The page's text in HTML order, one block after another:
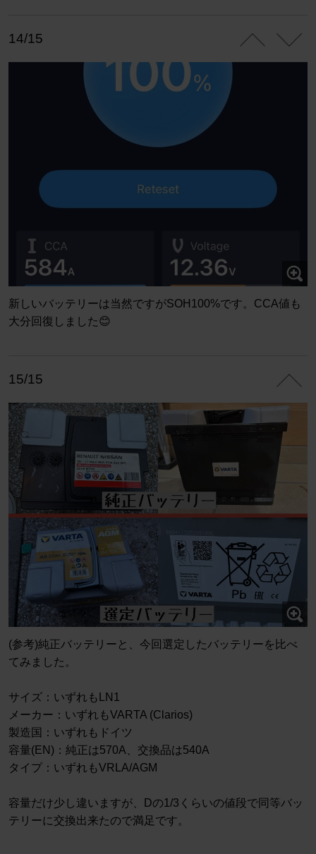
14/15
新しいバッテリーは当然ですがSOH100%です。CCA値も
大分回復しました😊
15/15
(参考)純正バッテリーと、今回選定したバッテリーを比べ
てみました。
サイズ：いずれもLN1
メーカー：いずれもVARTA (Clarios)
製造国：いずれもドイツ
容量(EN)：純正は570A、交換品は540A
タイプ：いずれもVRLA/AGM
容量だけ少し違いますが、Dの1/3くらいの値段で同等バッ
テリーに交換出来たので満足です。